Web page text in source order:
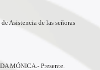
Asistencia de las señoras
Presente.